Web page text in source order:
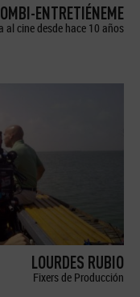
ENTRETIÉNEME
cine desde hace 10 años
LOURDES RUBIO
Fixers de Producción